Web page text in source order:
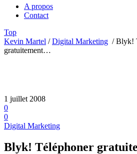
A propos
Contact
Top
Kevin Martel /Digital Marketing /Blyk!
gratuitement…
1 juillet 2008
0
0
Digital Marketing
Blyk! Téléphoner